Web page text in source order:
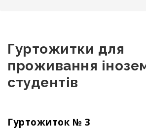
Гуртожитки для
проживання
студентів
Гуртожиток № 3